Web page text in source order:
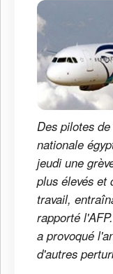
Des pilotes
nationale
jeudi une
plus élevés et
travail,
rapporté
a provoqué
d'autres